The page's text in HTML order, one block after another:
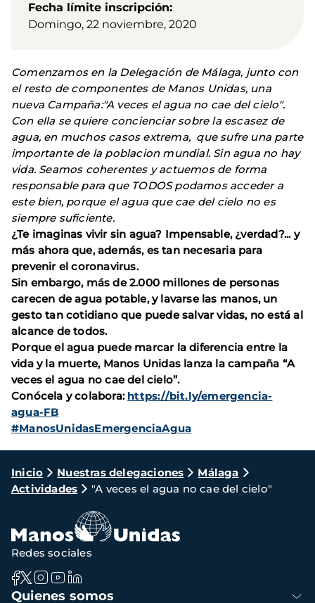
Fecha límite inscripción
Domingo, 22 noviembre, 2020
Comenzamos en la Delegación de Málaga, junto con
el resto de componentes de Manos Unidas, una
nueva Campaña:"A veces el agua no cae del cielo".
Con ella se quiere concienciar sobre la escasez de
agua, en muchos casos extrema, que sufre una parte
importante de la poblacion mundial. Sin agua no hay
vida. Seamos coherentes y actuemos de forma
responsable para que TODOS podamos acceder a
este bien, porque el agua que cae del cielo no es
siempre suficiente.
¿Te imaginas vivir sin agua? Impensable, ¿verdad?... y
más ahora que, además, es tan necesaria para
prevenir el coronavirus.
Sin embargo, más de 2.000 millones de personas
carecen de agua potable, y lavarse las manos, un
gesto tan cotidiano que puede salvar vidas, no está al
alcance de todos.
Porque el agua puede marcar la diferencia entre la
vida y la muerte, Manos Unidas lanza la campaña “A
veces el agua no cae del cielo”.
Conócela y colabora: https://bit.ly/emergencia-
agua-FB
#ManosUnidasEmergenciaAgua
Ruta
de
navegación
Inicio Nuestras delegaciones
Málaga
Actividades
"A veces el agua no cae del cielo"
Navegación
Quienes somos
Redes sociales